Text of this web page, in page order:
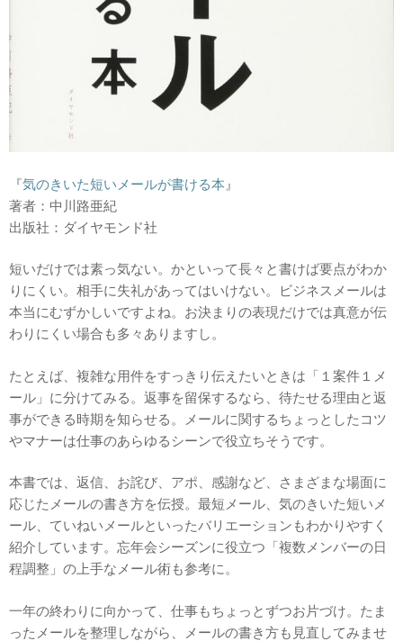
『気のきいた短いメールが書ける本 』
著者：中川路亜紀
出版社：ダイヤモンド社
短いだけでは素っ気ない。かといって長々と書けば要点がわか
りにくい。相手に失礼があってはいけない。ビジネスメールは
本当にむずかしいですよね。お決まりの表現だけでは真意が伝
わりにくい場合も多々ありますし。
たとえば、複雑な用件をすっきり伝えたいときは「１案件１メ
ール」に分けてみる。返事を留保するなら、待たせる理由と返
事ができる時期を知らせる。メールに関するちょっとしたコツ
やマナーは仕事のあらゆるシーンで役立ちそうです。
本書では、返信、お詫び、アポ、感謝など、さまざまな場面に
応じたメールの書き方を伝授。最短メール、気のきいた短いメ
ール、ていねいメールといったバリエーションもわかりやすく
紹介しています。忘年会シーズンに役立つ「複数メンバーの日
程調整」の上手なメール術も参考に。
一年の終わりに向かって、仕事もちょっとずつお片づけ。たま
ったメールを整理しながら、メールの書き方も見直してみませ